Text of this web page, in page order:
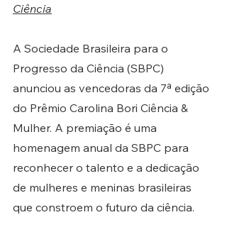
Ciência
A Sociedade Brasileira para o
Progresso da Ciência (SBPC)
anunciou as vencedoras da 7ª edição
do Prêmio Carolina Bori Ciência &
Mulher. A premiação é uma
homenagem anual da SBPC para
reconhecer o talento e a dedicação
de mulheres e meninas brasileiras
que constroem o futuro da ciência.